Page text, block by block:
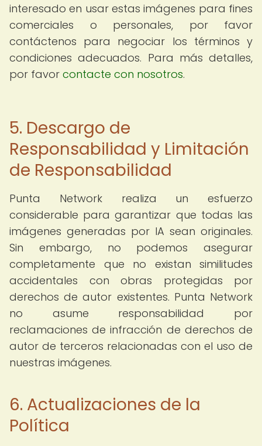
interesado en usar estas imágenes para fines
comerciales o personales, por favor
contáctenos para negociar los términos y
condiciones adecuados. Para más detalles,
por favor contacte con nosotros.
5. Descargo de
Responsabilidad y Limitación
de Responsabilidad
Punta Network realiza un esfuerzo
considerable para garantizar que todas las
imágenes generadas por IA sean originales.
Sin embargo, no podemos asegurar
completamente que no existan similitudes
accidentales con obras protegidas por
derechos de autor existentes. Punta Network
no asume responsabilidad por
reclamaciones de infracción de derechos de
autor de terceros relacionadas con el uso de
nuestras imágenes.
6. Actualizaciones de la
Política